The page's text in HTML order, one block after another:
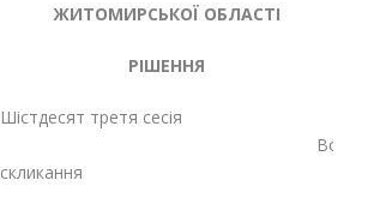
ЖИТОМИРСЬКОЇ ОБЛАСТІ
РІШЕННЯ
Шістдесят третя сесія
скликання